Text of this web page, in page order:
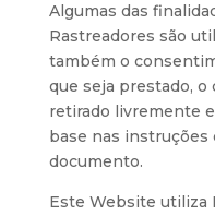
Algumas das
Rastreadores são
também o
que seja prestado,
retirado livremente
base nas
documento.
Este Website utiliza